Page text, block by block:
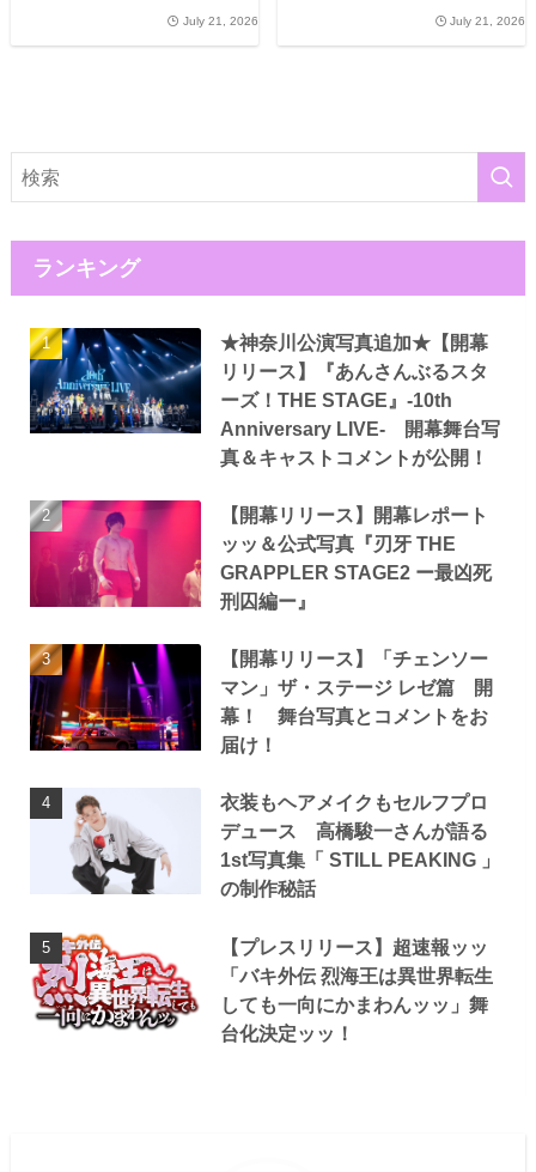
July 21, 2026 July 21, 2026
ランキング
★神奈川公演写真追加★【開幕
リリース】『あんさんぶるスタ
ーズ！THE STAGE』-10th
Anniversary LIVE- 開幕舞台写
真＆キャストコメントが公開！
【開幕リリース】開幕レポート
ッッ＆公式写真『刃牙 THE
GRAPPLER STAGE2 ー最凶死
刑囚編ー』
【開幕リリース】「チェンソー
マン」ザ・ステージ レゼ篇 開
幕！ 舞台写真とコメントをお
届け！
衣装もヘアメイクもセルフプロ
デュース 高橋駿一さんが語る
1st写真集「 STILL PEAKING 」
の制作秘話
【プレスリリース】超速報ッッ
「バキ外伝 烈海王は異世界転生
しても一向にかまわんッッ」舞
台化決定ッッ！